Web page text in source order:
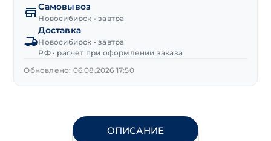
М18Самовывоз
Новосибирск • завтра
Доставка
Новосибирск • завтра
РФ • расчет при оформлении заказа
Обновлено: 06.08.2026 17:50
ОПИСАНИЕ